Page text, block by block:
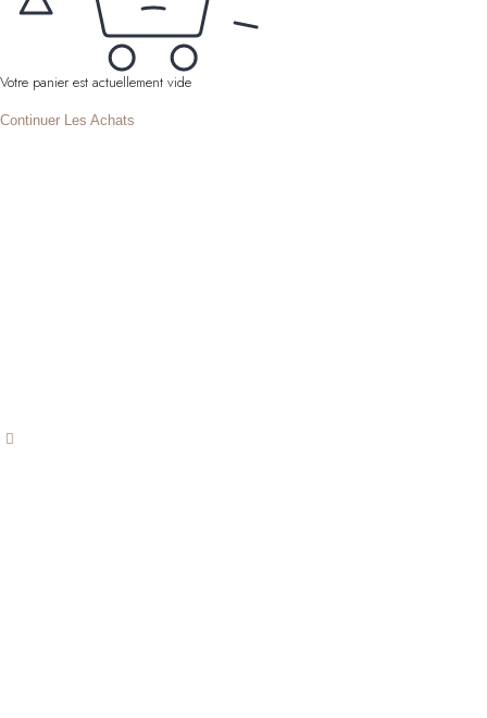
Votre panier est actuellement vide
Continuer Les Achats